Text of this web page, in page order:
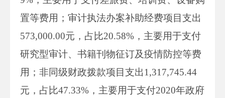
置等费用；审计执法办案补助经费项目支出
573,000.00元，占比20.58%，主要用于支付
研究型审计、书籍刊物征订及疫情防控等费
用；非同级财政拨款项目支出1,317,745.44
元，占比47.33%，主要用于支付2020年政府